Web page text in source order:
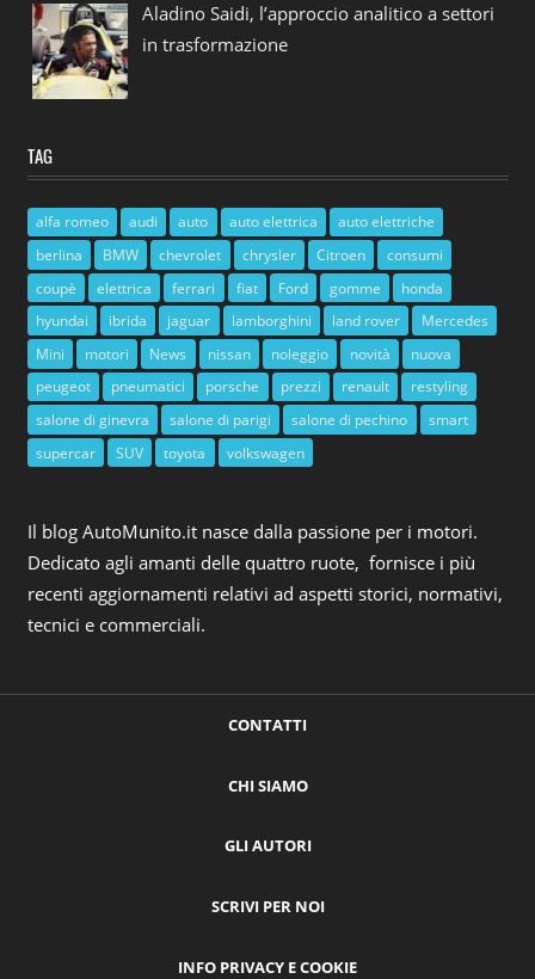
Aladino Saidi, l’approccio analitico a settori
in trasformazione
TAG
alfa romeo audi auto auto elettrica
auto elettriche
berlina
BMW chevrolet chrysler Citroen
consumi
coupè
elettrica ferrari fiat Ford gomme
honda
hyundai
ibrida jaguar lamborghini land rover
Mercedes
Mini
motori News nissan noleggio novità
nuova
peugeot
pneumatici porsche prezzi renault
restyling
salone di ginevra
salone di parigi salone di pechino
smart
supercar
SUV toyota volkswagen
Il blog AutoMunito.it nasce dalla passione per i motori.
Dedicato agli amanti delle quattro ruote, fornisce i più
recenti aggiornamenti relativi ad aspetti storici, normativi,
tecnici e commerciali.
CONTATTI
CHI SIAMO
GLI AUTORI
SCRIVI PER NOI
INFO PRIVACY E COOKIE